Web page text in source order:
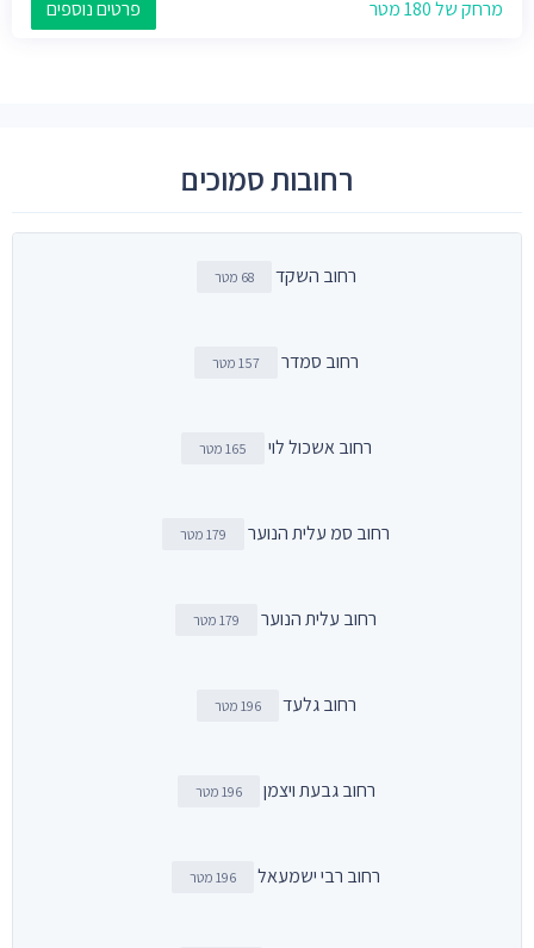
מרחק של 180 מטר פרטים נוספים
רחובות סמוכים
רחוב השקד 68 מטר
רחוב סמדר 157 מטר
רחוב אשכול לוי 165 מטר
רחוב סמ עלית הנוער 179 מטר
רחוב עלית הנוער 179 מטר
רחוב גלעד 196 מטר
רחוב גבעת ויצמן 196 מטר
רחוב רבי ישמעאל 196 מטר